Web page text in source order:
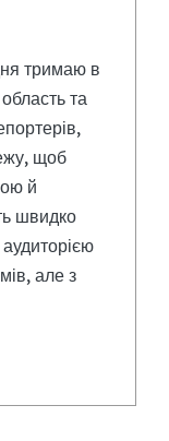
тримаю в
та
щоб
й
швидко
але з